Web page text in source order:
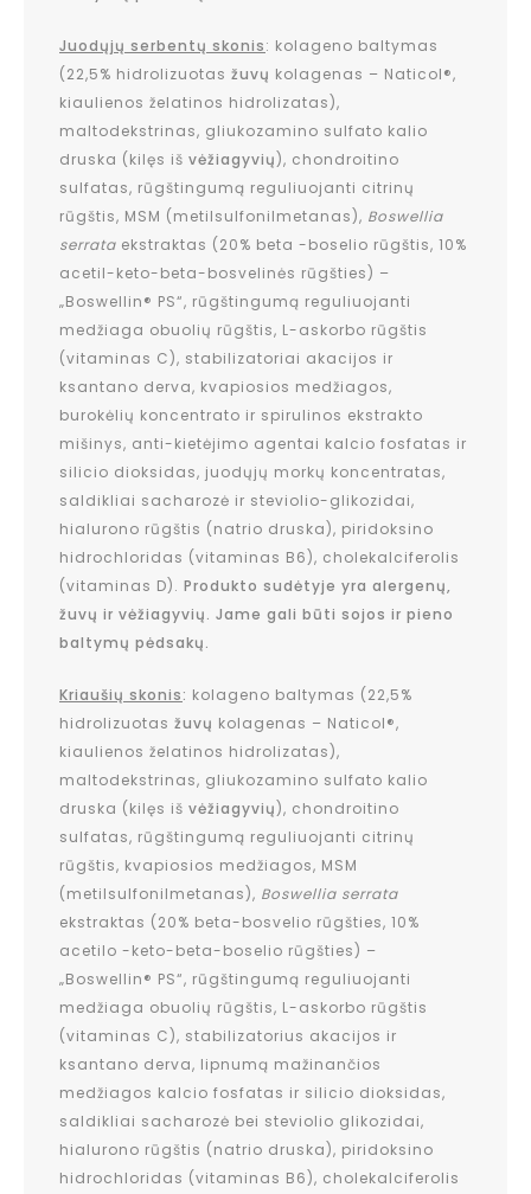
Juodųjų serbentų skonis: kolageno baltymas
(22,5% hidrolizuotas žuvų kolagenas – Naticol®,
kiaulienos želatinos hidrolizatas),
maltodekstrinas, gliukozamino sulfato kalio
druska (kilęs iš vėžiagyvių), chondroitino
sulfatas, rūgštingumą reguliuojanti citrinų
rūgštis, MSM (metilsulfonilmetanas), Boswellia
serrata ekstraktas (20% beta -boselio rūgštis, 10%
acetil-keto-beta-bosvelinės rūgšties) –
„Boswellin® PS“, rūgštingumą reguliuojanti
medžiaga obuolių rūgštis, L-askorbo rūgštis
(vitaminas C), stabilizatoriai akacijos ir
ksantano derva, kvapiosios medžiagos,
burokėlių koncentrato ir spirulinos ekstrakto
mišinys, anti-kietėjimo agentai kalcio fosfatas ir
silicio dioksidas, juodųjų morkų koncentratas,
saldikliai sacharozė ir steviolio-glikozidai,
hialurono rūgštis (natrio druska), piridoksino
hidrochloridas (vitaminas B6), cholekalciferolis
(vitaminas D). Produkto sudėtyje yra alergenų,
žuvų ir vėžiagyvių. Jame gali būti sojos ir pieno
baltymų pėdsakų.
Kriaušių skonis: kolageno baltymas (22,5%
hidrolizuotas žuvų kolagenas – Naticol®,
kiaulienos želatinos hidrolizatas),
maltodekstrinas, gliukozamino sulfato kalio
druska (kilęs iš vėžiagyvių), chondroitino
sulfatas, rūgštingumą reguliuojanti citrinų
rūgštis, kvapiosios medžiagos, MSM
(metilsulfonilmetanas), Boswellia serrata
ekstraktas (20% beta-bosvelio rūgšties, 10%
acetilo -keto-beta-boselio rūgšties) –
„Boswellin® PS“, rūgštingumą reguliuojanti
medžiaga obuolių rūgštis, L-askorbo rūgštis
(vitaminas C), stabilizatorius akacijos ir
ksantano derva, lipnumą mažinančios
medžiagos kalcio fosfatas ir silicio dioksidas,
saldikliai sacharozė bei steviolio glikozidai,
hialurono rūgštis (natrio druska), piridoksino
hidrochloridas (vitaminas B6), cholekalciferolis